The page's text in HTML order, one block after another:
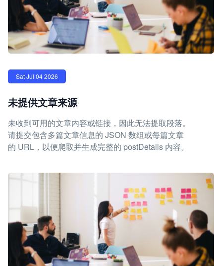
Sat Jul 04 2026
未提供文章来源
未收到可用的文章内容或链接，因此无法提取段落。
请提交包含多篇文章信息的 JSON 数组或每篇文章
的 URL，以便爬取并生成完整的 postDetails 内容。